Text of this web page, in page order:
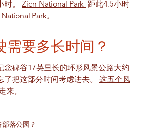
时。 Zion National Park 距此4.5小时
Park。
需要多长时间？
念碑谷17英里长的环形风景公路大约
了把这部分时间考虑进去。 这五个风
来。
落公园？